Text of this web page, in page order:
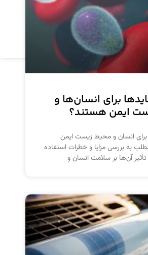
۵۵۷۲۰ دیلون
مشاهده محصول
برای انسان‌ها و
ایمن هستند؟
برای انسان و محیط زیست ایمن
به بررسی مزایا و خطرات استفاده
تأثیر آن‌ها بر سلامت انسان و